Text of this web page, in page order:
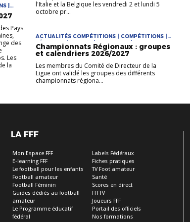
|
Pays
des
Les
la
l'Italie et la Belgique les vendredi 2 et lundi 5
octobre pr...
ACTUALITÉS COMPÉTITIONS | COMPÉTITIONS |
FÉMININES | FUTSAL | PRATIQUES | PRATIQUES
JEUNES
Championnats Régionaux : groupes
et calendriers 2026/2027
Les membres du Comité de Directeur de la
Ligue ont validé les groupes des différents
championnats régiona...
LA FFF
Mon Espace FFF
E-learning FFF
Le football pour les enfants
Football amateur
Football Féminin
Guides dédiés au football
amateur
Le Programme éducatif
fédéral
Labels Fédéraux
Fiches pratiques
TV Foot amateur
Santé
Scores en direct
FFFTV
Joueurs FFF
Portail des officiels
Nos formations